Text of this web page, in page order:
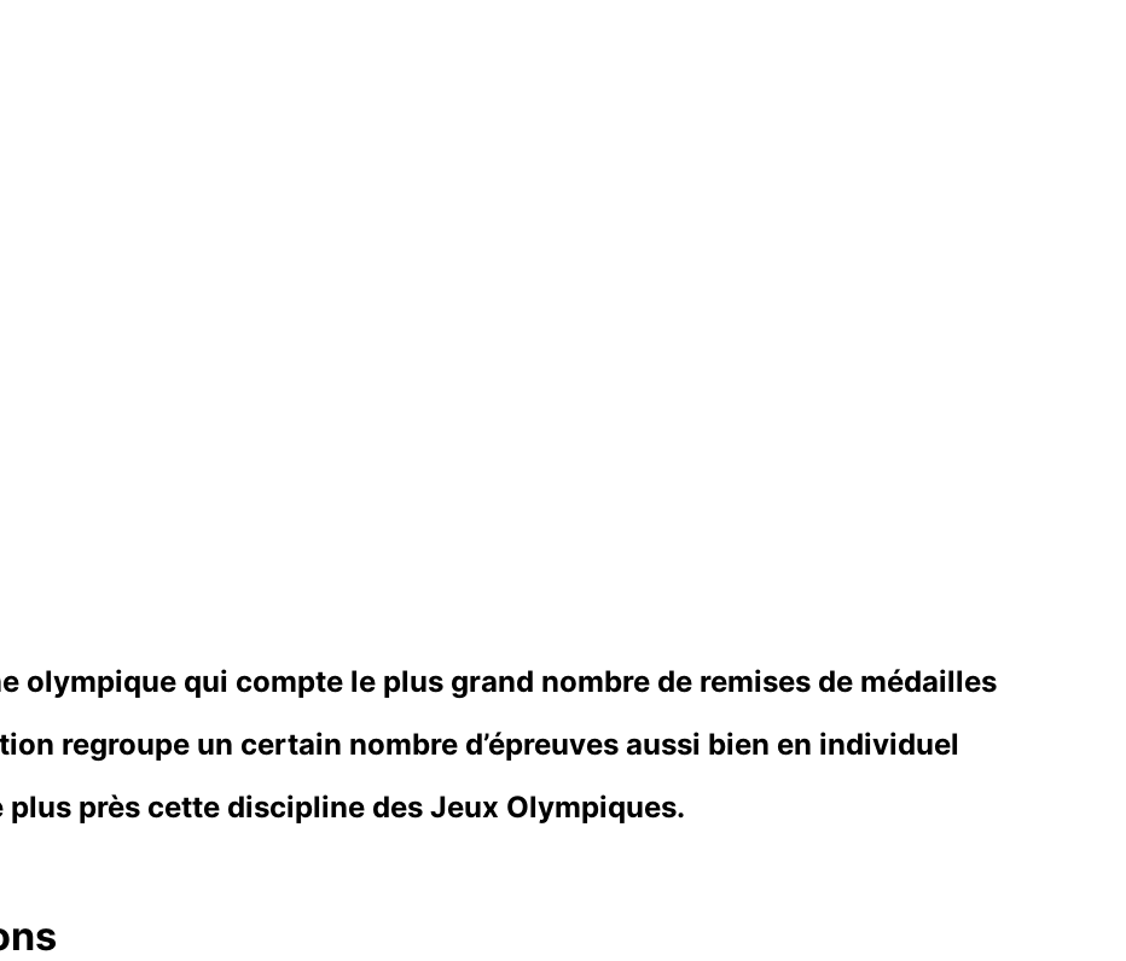
olympique qui compte le plus grand nombre de remises de médailles
regroupe un certain nombre d’épreuves aussi bien en individuel
plus près cette discipline des Jeux Olympiques.